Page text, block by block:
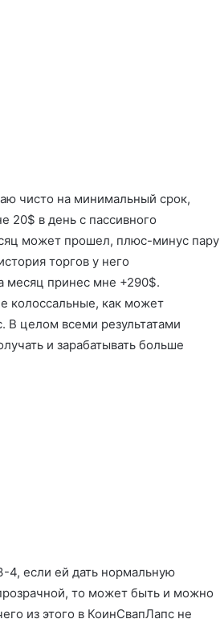
чисто на минимальный срок,
20$ в день с пассивного
может прошел, плюс-минус пару
торгов у него
месяц принес мне +290$.
колоссальные, как может
В целом всеми результатами
и зарабатывать больше
4, если ей дать нормальную
то может быть и можно
из этого в КоинСвапЛапс не